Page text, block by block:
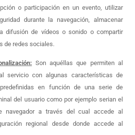
o participación en un evento, utilizar
durante la navegación, almacenar
difusión de vídeos o sonido o compartir
de redes sociales.
Son aquéllas que permiten al
servicio con algunas características de
en función de una serie de
del usuario como por ejemplo serian el
navegador a través del cual accede al
regional desde donde accede al